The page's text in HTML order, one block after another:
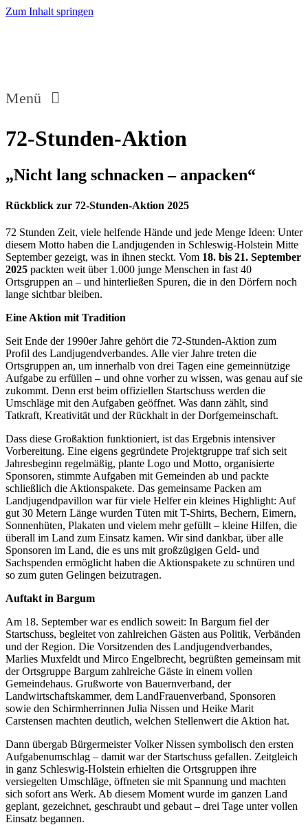
Zum Inhalt springen
Menü
72-Stunden-Aktion
„Nicht lang schnacken – anpacken“
Rückblick zur 72-Stunden-Aktion 2025
72 Stunden Zeit, viele helfende Hände und jede Menge Ideen: Unter
diesem Motto haben die Landjugenden in Schleswig-Holstein Mitte
September gezeigt, was in ihnen steckt. Vom 18. bis 21. September
2025 packten weit über 1.000 junge Menschen in fast 40
Ortsgruppen an – und hinterließen Spuren, die in den Dörfern noch
lange sichtbar bleiben.
Eine Aktion mit Tradition
Seit Ende der 1990er Jahre gehört die 72-Stunden-Aktion zum
Profil des Landjugendverbandes. Alle vier Jahre treten die
Ortsgruppen an, um innerhalb von drei Tagen eine gemeinnützige
Aufgabe zu erfüllen – und ohne vorher zu wissen, was genau auf sie
zukommt. Denn erst beim offiziellen Startschuss werden die
Umschläge mit den Aufgaben geöffnet. Was dann zählt, sind
Tatkraft, Kreativität und der Rückhalt in der Dorfgemeinschaft.
Dass diese Großaktion funktioniert, ist das Ergebnis intensiver
Vorbereitung. Eine eigens gegründete Projektgruppe traf sich seit
Jahresbeginn regelmäßig, plante Logo und Motto, organisierte
Sponsoren, stimmte Aufgaben mit Gemeinden ab und packte
schließlich die Aktionspakete. Das gemeinsame Packen am
Landjugendpavillon war für viele Helfer ein kleines Highlight: Auf
gut 30 Metern Länge wurden Tüten mit T-Shirts, Bechern, Eimern,
Sonnenhüten, Plakaten und vielem mehr gefüllt – kleine Hilfen, die
überall im Land zum Einsatz kamen. Wir sind dankbar, über alle
Sponsoren im Land, die es uns mit großzügigen Geld- und
Sachspenden ermöglicht haben die Aktionspakete zu schnüren und
so zum guten Gelingen beizutragen.
Auftakt in Bargum
Am 18. September war es endlich soweit: In Bargum fiel der
Startschuss, begleitet von zahlreichen Gästen aus Politik, Verbänden
und der Region. Die Vorsitzenden des Landjugendverbandes,
Marlies Muxfeldt und Mirco Engelbrecht, begrüßten gemeinsam mit
der Ortsgruppe Bargum zahlreiche Gäste in einem vollen
Gemeindehaus. Grußworte von Bauernverband, der
Landwirtschaftskammer, dem LandFrauenverband, Sponsoren
sowie den Schirmherrinnen Julia Nissen und Heike Marit
Carstensen machten deutlich, welchen Stellenwert die Aktion hat.
Dann übergab Bürgermeister Volker Nissen symbolisch den ersten
Aufgabenumschlag – damit war der Startschuss gefallen. Zeitgleich
in ganz Schleswig-Holstein erhielten die Ortsgruppen ihre
versiegelten Umschläge, öffneten sie mit Spannung und machten
sich sofort ans Werk. Ab diesem Moment wurde im ganzen Land
geplant, gezeichnet, geschraubt und gebaut – drei Tage unter vollen
Einsatz begannen.